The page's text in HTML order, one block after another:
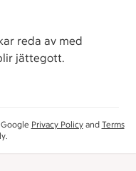
reda av med
jättegott.
Privacy Policyand Terms